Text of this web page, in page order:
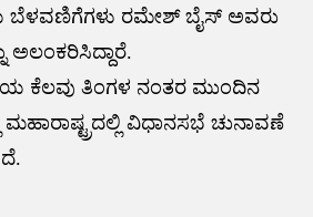
ಬೆಳವಣಿಗೆಗಳು ರಮೇಶ್ ಬೈಸ್ ಅವರು
ಅಲಂಕರಿಸಿದ್ದಾರೆ.
ಕೆಲವು ತಿಂಗಳ ನಂತರ ಮುಂದಿನ
ವಿಧಾನಸಭೆ ಚುನಾವಣೆ